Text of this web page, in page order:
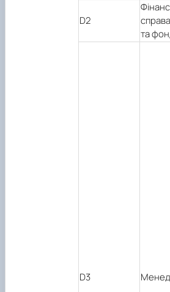
D2
та
D3